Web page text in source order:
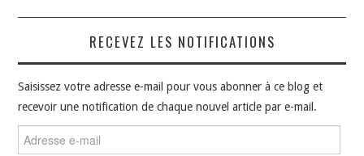
RECEVEZ LES NOTIFICATIONS
Saisissez votre adresse e-mail pour vous abonner à ce blog et
recevoir une notification de chaque nouvel article par e-mail.
e-